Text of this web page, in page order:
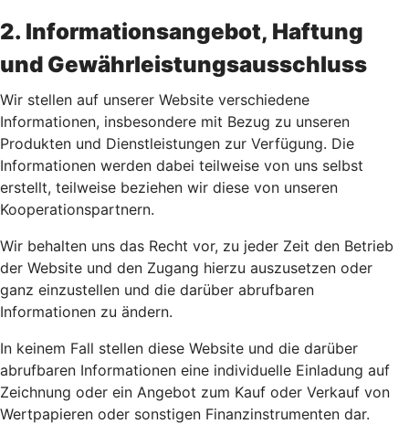
2. Informationsangebot, Haftung
und Gewährleistungsausschluss
Wir stellen auf unserer Website verschiedene
Informationen, insbesondere mit Bezug zu unseren
Produkten und Dienstleistungen zur Verfügung. Die
Informationen werden dabei teilweise von uns selbst
erstellt, teilweise beziehen wir diese von unseren
Kooperationspartnern.
Wir behalten uns das Recht vor, zu jeder Zeit den Betrieb
der Website und den Zugang hierzu auszusetzen oder
ganz einzustellen und die darüber abrufbaren
Informationen zu ändern.
In keinem Fall stellen diese Website und die darüber
abrufbaren Informationen eine individuelle Einladung auf
Zeichnung oder ein Angebot zum Kauf oder Verkauf von
Wertpapieren oder sonstigen Finanzinstrumenten dar.